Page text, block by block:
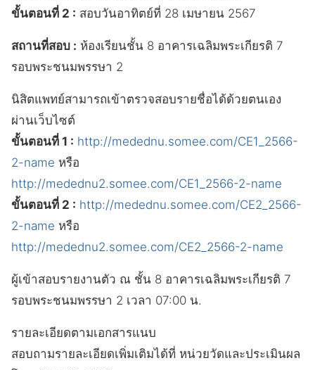
ขั้นตอนที่ 2 : สอบวันอาทิตย์ที่ 28 เมษายน 2567
สถานที่สอบ : ห้องเรียนชั้น 8 อาคารเฉลิมพระเกียรติ 7
รอบพระชนมพรรษา 2
นิสิตแพทย์สามารถเข้าตรวจสอบรายชื่อได้ด้วยตนเอง
ผ่านเว็บไซต์
ขั้นตอนที่ 1 : http://medednu.somee.com/CE1_2566-
2-name หรือ
http://medednu2.somee.com/CE1_2566-2-name
ขั้นตอนที่ 2 : http://medednu.somee.com/CE2_2566-
2-name หรือ
http://medednu2.somee.com/CE2_2566-2-name
ผู้เข้าสอบรายงานตัว ณ ชั้น 8 อาคารเฉลิมพระเกียรติ 7
รอบพระชนมพรรษา 2 เวลา 07:00 น.
รายละเอียดตามเอกสารแนบ
สอบถามรายละเอียดเพิ่มเติมได้ที่ หน่วยวัดและประเมินผล